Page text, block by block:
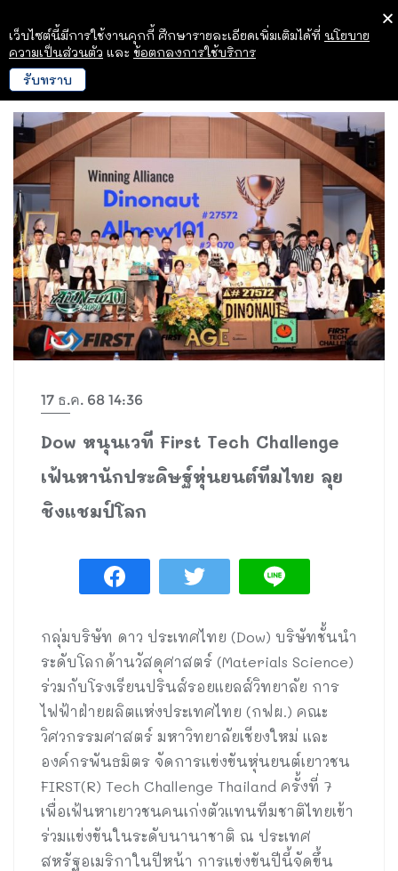
17 ธ.ค. 68 14:36
Dow หนุนเวที First Tech Challenge
เฟ้นหานักประดิษฐ์หุ่นยนต์ทีมไทย ลุย
ชิงแชมป์โลก
กลุ่มบริษัท ดาว ประเทศไทย (Dow) บริษัทชั้นนำ
ระดับโลกด้านวัสดุศาสตร์ (Materials Science)
ร่วมกับโรงเรียนปรินส์รอยแยลส์วิทยาลัย การ
ไฟฟ้าฝ่ายผลิตแห่งประเทศไทย (กฟผ.) คณะ
วิศวกรรมศาสตร์ มหาวิทยาลัยเชียงใหม่ และ
องค์กรพันธมิตร จัดการแข่งขันหุ่นยนต์เยาวชน
FIRST(R) Tech Challenge Thailand ครั้งที่ 7
เพื่อเฟ้นหาเยาวชนคนเก่งตัวแทนทีมชาติไทยเข้า
ร่วมแข่งขันในระดับนานาชาติ ณ ประเทศ
สหรัฐอเมริกาในปีหน้า การแข่งขันปีนี้จัดขึ้น
เว็บไซต์นี้มีการใช้งานคุกกี้ ศึกษารายละเอียดเพิ่มเติมได้ที่ นโยบาย
ความเป็นส่วนตัว และ ข้อตกลงการใช้บริการ
รับทราบ